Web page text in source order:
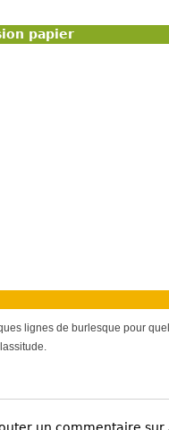
papier
lignes de burlesque pour
un commentaire sur